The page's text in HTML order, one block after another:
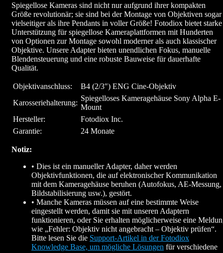
Spiegellose Kameras sind nicht nur aufgrund ihrer kompakten
Größe revolutionär; sie sind bei der Montage von Objektiven sogar
vielseitiger als ihre Pendants in voller Größe! Fotodiox bietet starke
Unterstützung für spiegellose Kameraplattformen mit Hunderten
von Optionen zur Montage sowohl moderner als auch klassischer
Objektive. Unsere Adapter bieten unendlichen Fokus, manuelle
Blendensteuerung und eine robuste Bauweise für dauerhafte
Qualität.
Objektivanschluss:
B4 (2/3″) ENG Cine-Objektiv
Karosseriehalterung:
Spiegelloses Kameragehäuse Sony Alpha E-
Mount
Hersteller:
Fotodiox Inc.
Garantie:
24 Monate
Notiz:
• Dies ist ein manueller Adapter, daher werden
Objektivfunktionen, die auf elektronischer Kommunikation
mit dem Kameragehäuse beruhen (Autofokus, AE-Messung,
Bildstabilisierung usw.), gestört.
• Manche Kameras müssen auf eine bestimmte Weise
eingestellt werden, damit sie mit unseren Adaptern
funktionieren, oder Sie erhalten möglicherweise eine
wie „Fehler: Objektiv nicht angebracht – Objektiv prüfen“.
Bitte lesen Sie die Support-Artikel in der Fotodiox
Knowledge Base, um mögliche Lösungen für verschiedene